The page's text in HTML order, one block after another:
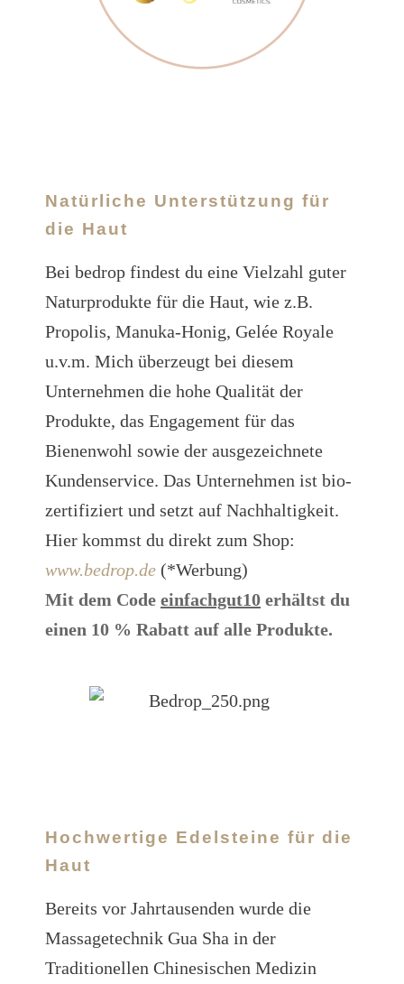
Natürliche Unterstützung für
die Haut
Bei bedrop findest du eine Vielzahl guter
Naturprodukte für die Haut, wie z.B.
Propolis, Manuka-Honig, Gelée Royale
u.v.m. Mich überzeugt bei diesem
Unternehmen die hohe Qualität der
Produkte, das Engagement für das
Bienenwohl sowie der ausgezeichnete
Kundenservice. Das Unternehmen ist bio-
zertifiziert und setzt auf Nachhaltigkeit.
Hier kommst du direkt zum Shop:
www.bedrop.de (*Werbung)
Mit dem Code einfachgut10 erhältst du
einen 10 % Rabatt auf alle Produkte.
Hochwertige Edelsteine für die
Haut
Bereits vor Jahrtausenden wurde die
Massagetechnik Gua Sha in der
Traditionellen Chinesischen Medizin